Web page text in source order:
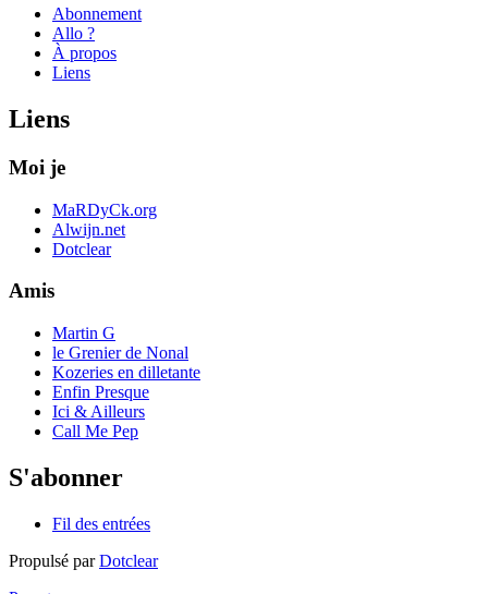
Abonnement
Allo ?
À propos
Liens
Liens
Moi je
MaRDyCk.org
Alwijn.net
Dotclear
Amis
Martin G
le Grenier de Nonal
Kozeries en dilletante
Enfin Presque
Ici & Ailleurs
Call Me Pep
S'abonner
Fil des entrées
Propulsé parDotclear